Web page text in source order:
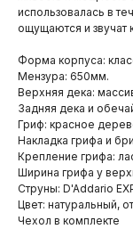
использовалась в
ощущаются и звучат
Форма корпуса:
Мензура: 650мм.
Верхняя дека:
Задняя дека и
Гриф: красное
Накладка грифа и
Крепление грифа:
Ширина грифа у
Струны: D'Addario
Цвет: натуральный,
Чехол в комплекте